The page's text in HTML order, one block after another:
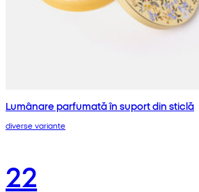
Lumânare parfumată în suport din sticlă
diverse variante
22